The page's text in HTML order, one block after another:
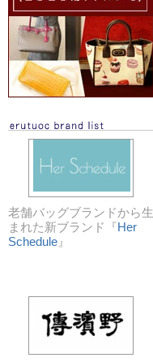
老舗バッグブランドから生
まれた新ブランド『Her
Schedule 』